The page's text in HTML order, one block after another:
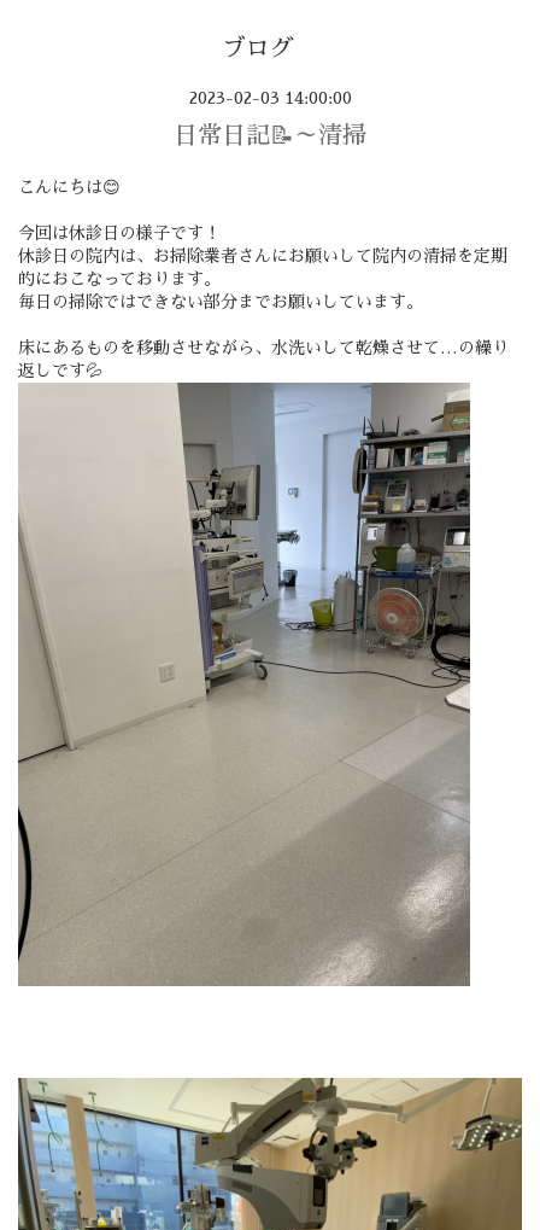
ブログ
2023-02-03 14:00:00
日常日記📝～清掃
こんにちは😊
今回は休診日の様子です！
休診日の院内は、お掃除業者さんにお願いして院内の清掃を定期
的におこなっております。
毎日の掃除ではできない部分までお願いしています。
床にあるものを移動させながら、水洗いして乾燥させて…の繰り
返しです💦